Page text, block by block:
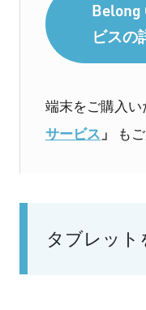
Belong
ビスの
端末をご購入い
サービス 」 も
タブレット